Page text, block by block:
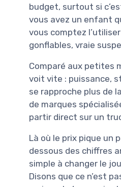
budget, surtout si
vous avez un enfant
vous comptez
gonflables, vraie
Comparé aux petites
voit vite : puissance,
se rapproche plus de
de marques
partir direct sur un
Là où le prix pique un
dessous des chiffres
simple à changer le
Disons que ce n’est